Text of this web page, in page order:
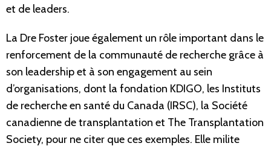
et de leaders.
La Dre Foster joue également un rôle important dans le
renforcement de la communauté de recherche grâce à
son leadership et à son engagement au sein
d’organisations, dont la fondation KDIGO, les Instituts
de recherche en santé du Canada (IRSC), la Société
canadienne de transplantation et The Transplantation
Society, pour ne citer que ces exemples. Elle milite